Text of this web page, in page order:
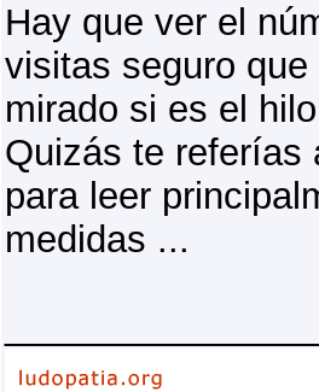
Hay que ver el
visitas seguro
mirado si es el
Quizás te referías
para leer
medidas ...